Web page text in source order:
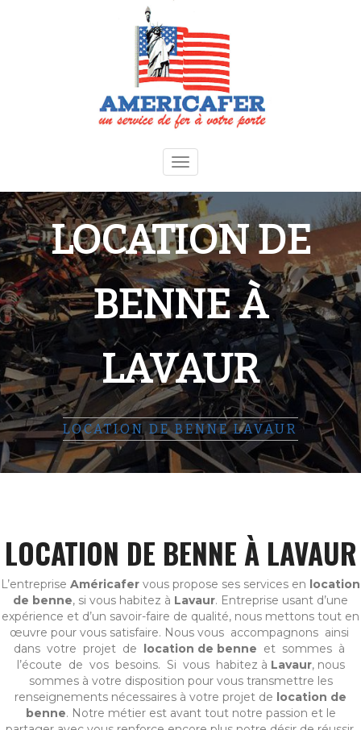
Toggle
navigation
LOCATION DE
BENNE À
LAVAUR
LOCATION DE BENNE LAVAUR
LOCATION DE BENNE À LAVAUR
L’entreprise Américafer vous propose ses services en location
de benne, si vous habitez à Lavaur. Entreprise usant d’une
expérience et d’un savoir-faire de qualité, nous mettons tout en
œuvre pour vous satisfaire. Nous vous accompagnons ainsi
dans votre projet de location de benne et sommes à
l’écoute de vos besoins. Si vous habitez à Lavaur, nous
sommes à votre disposition pour vous transmettre les
renseignements nécessaires à votre projet de location de
benne. Notre métier est avant tout notre passion et le